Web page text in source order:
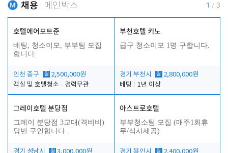
채용 메인박스 1 / 3
호텔에어포트준
베팅, 청소이모, 부부팀 모집
합니다.
인천 중구 월 2,500,000원
객실 및 호텔청소
경력무관
부천호텔 키노
급구 청소이모 1명 구합니다.
경기 부천시 월 2,800,000원
베팅
1년 이상
그레이호텔 분당점
그레이 분당점 3교대(격비비)
당번 구인합니다.
월
아스트로호텔
부부청소팀 모집 (매주1회휴
무/식사제공)
월